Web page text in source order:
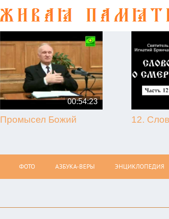
00:54:23
Промысел Божий
ФОТО АЗБУКА-ВЕРЫ ЭНЦИКЛОПЕДИЯ